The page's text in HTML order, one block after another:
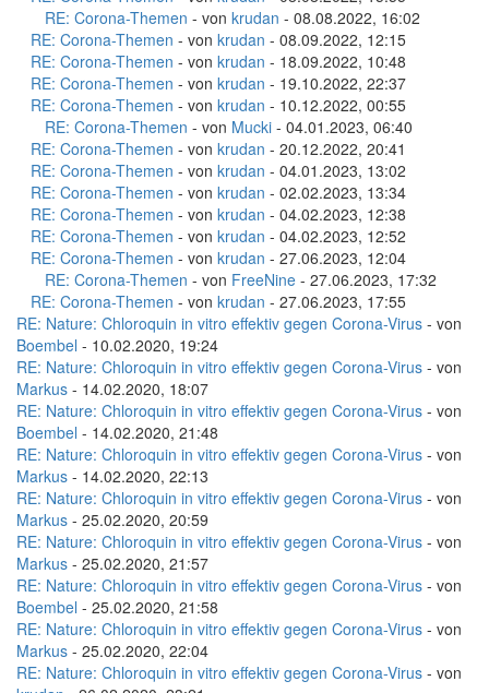
RE: Corona-Themen - von krudan - 08.08.2022, 16:02
RE: Corona-Themen - von krudan - 08.09.2022, 12:15
RE: Corona-Themen - von krudan - 18.09.2022, 10:48
RE: Corona-Themen - von krudan - 19.10.2022, 22:37
RE: Corona-Themen - von krudan - 10.12.2022, 00:55
RE: Corona-Themen - von Mucki - 04.01.2023, 06:40
RE: Corona-Themen - von krudan - 20.12.2022, 20:41
RE: Corona-Themen - von krudan - 04.01.2023, 13:02
RE: Corona-Themen - von krudan - 02.02.2023, 13:34
RE: Corona-Themen - von krudan - 04.02.2023, 12:38
RE: Corona-Themen - von krudan - 04.02.2023, 12:52
RE: Corona-Themen - von krudan - 27.06.2023, 12:04
RE: Corona-Themen - von FreeNine - 27.06.2023, 17:32
RE: Corona-Themen - von krudan - 27.06.2023, 17:55
RE: Nature: Chloroquin in vitro effektiv gegen Corona-Virus - von
Boembel - 10.02.2020, 19:24
RE: Nature: Chloroquin in vitro effektiv gegen Corona-Virus - von
Markus - 14.02.2020, 18:07
RE: Nature: Chloroquin in vitro effektiv gegen Corona-Virus - von
Boembel - 14.02.2020, 21:48
RE: Nature: Chloroquin in vitro effektiv gegen Corona-Virus - von
Markus - 14.02.2020, 22:13
RE: Nature: Chloroquin in vitro effektiv gegen Corona-Virus - von
Markus - 25.02.2020, 20:59
RE: Nature: Chloroquin in vitro effektiv gegen Corona-Virus - von
Markus - 25.02.2020, 21:57
RE: Nature: Chloroquin in vitro effektiv gegen Corona-Virus - von
Boembel - 25.02.2020, 21:58
RE: Nature: Chloroquin in vitro effektiv gegen Corona-Virus - von
Markus - 25.02.2020, 22:04
RE: Nature: Chloroquin in vitro effektiv gegen Corona-Virus - von